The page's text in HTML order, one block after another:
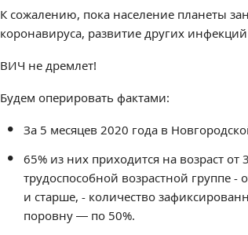
К сожалению, пока население планеты
коронавируса, развитие других
ВИЧ не дремлет!
Будем оперировать фактами:
За 5 месяцев 2020 года в
65% из них приходится на возраст
трудоспособной возрастной группе -
и старше, - количество
поровну — по 50%.